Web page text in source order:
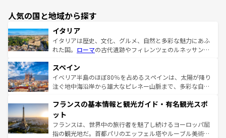
人気の国と地域から探す
イタリア
イタリアは歴史、文化、グルメ、自然と多彩な魅力にあふ
れた国。 ローマの古代遺跡やフィレンツェのルネッサンス
ろん、トスカーナの美しい田園風景やアマルフィ海岸の絶
景など、自然景観も見逃せない。観光の合間には、本場の
ピザやパスタなど、絶品のイタリア料理を堪能することも
ませてくれるイタリアで、忘れられない旅をしてみよう！
なお、新着のイタリア情報は
しい。
スペイン
イベリア半島のほぼ80％を占めるスペインは、太陽が降り
注ぐ地中海沿岸から雄大なピレネー山脈まで、多彩な自然
文化が根付くこの国では、情熱的なフラメンコ、熱気あふ
れる闘牛、そして美味しいタパスが生活の一部となってい
る。首都マドリードの洗練された雰囲気や、バルセロナの
アートに溢れた街角から、地方では古代ローマ遺跡や中世
フランスの基本情報と観光ガイド・有名観光スポ
ット
フランスは、世界中の旅行者を魅了し続けるヨーロッパ屈
指の観光地だ。首都パリのエッフェル塔やルーブル美術館